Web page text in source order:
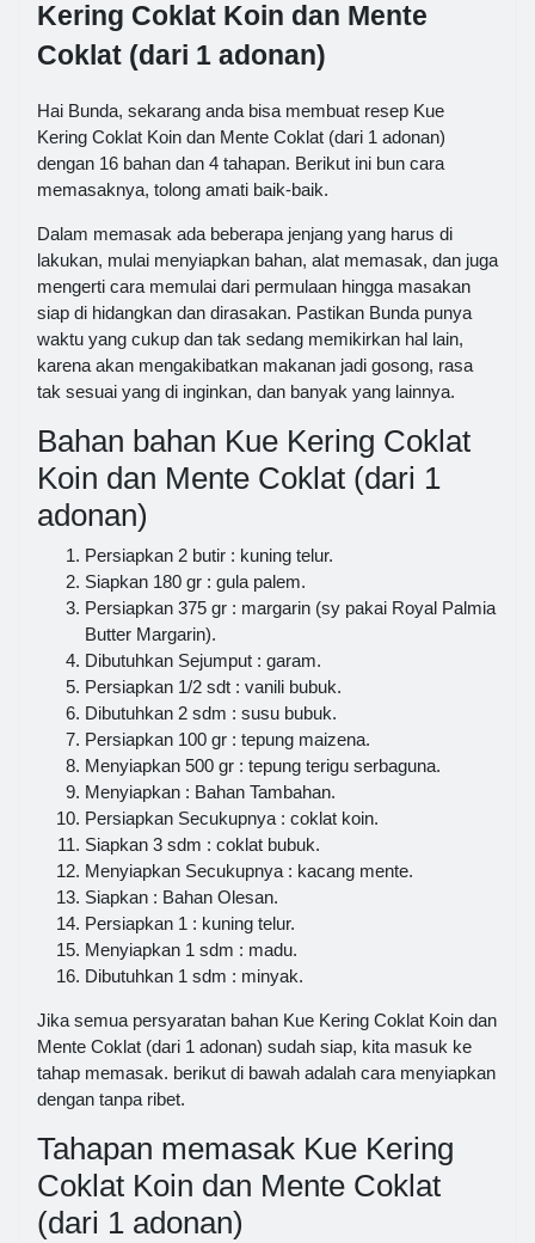
Kering Coklat Koin dan Mente
Coklat (dari 1 adonan)
Hai Bunda, sekarang anda bisa membuat resep Kue
Kering Coklat Koin dan Mente Coklat (dari 1 adonan)
dengan 16 bahan dan 4 tahapan. Berikut ini bun cara
memasaknya, tolong amati baik-baik.
Dalam memasak ada beberapa jenjang yang harus di
lakukan, mulai menyiapkan bahan, alat memasak, dan juga
mengerti cara memulai dari permulaan hingga masakan
siap di hidangkan dan dirasakan. Pastikan Bunda punya
waktu yang cukup dan tak sedang memikirkan hal lain,
karena akan mengakibatkan makanan jadi gosong, rasa
tak sesuai yang di inginkan, dan banyak yang lainnya.
Bahan bahan Kue Kering Coklat
Koin dan Mente Coklat (dari 1
adonan)
Persiapkan 2 butir : kuning telur.
Siapkan 180 gr : gula palem.
Persiapkan 375 gr : margarin (sy pakai Royal Palmia
Butter Margarin).
Dibutuhkan Sejumput : garam.
Persiapkan 1/2 sdt : vanili bubuk.
Dibutuhkan 2 sdm : susu bubuk.
Persiapkan 100 gr : tepung maizena.
Menyiapkan 500 gr : tepung terigu serbaguna.
Menyiapkan : Bahan Tambahan.
Persiapkan Secukupnya : coklat koin.
Siapkan 3 sdm : coklat bubuk.
Menyiapkan Secukupnya : kacang mente.
Siapkan : Bahan Olesan.
Persiapkan 1 : kuning telur.
Menyiapkan 1 sdm : madu.
Dibutuhkan 1 sdm : minyak.
Jika semua persyaratan bahan Kue Kering Coklat Koin dan
Mente Coklat (dari 1 adonan) sudah siap, kita masuk ke
tahap memasak. berikut di bawah adalah cara menyiapkan
dengan tanpa ribet.
Tahapan memasak Kue Kering
Coklat Koin dan Mente Coklat
(dari 1 adonan)